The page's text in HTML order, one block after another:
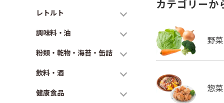
レトルト
調味料・油
粉類・乾物・海苔・缶詰
飲料・酒
健康食品
カテゴリーか